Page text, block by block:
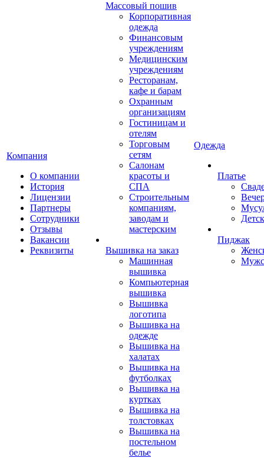
Компания
О компании
История
Лицензии
Партнеры
Сотрудники
Отзывы
Вакансии
Реквизиты
Массовый пошив
Корпоративная
одежда
Финансовым
учреждениям
Медицинским
учреждениям
Ресторанам,
кафе и барам
Охранным
организациям
Гостиницам и
отелям
Торговым
сетям
Салонам
красоты и
СПА
Строительным
компаниям,
заводам и
мастерским
Вышивка на заказ
Машинная
вышивка
Компьютерная
вышивка
Вышивка
логотипа
Вышивка на
одежде
Вышивка на
халатах
Вышивка на
футболках
Вышивка на
куртках
Вышивка на
толстовках
Вышивка на
постельном
белье
Одежда
Платье
Пиджак